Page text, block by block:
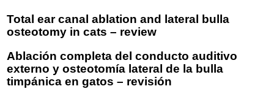
Total ear canal ablation and lateral bulla
osteotomy in cats – review
Ablación completa del conducto auditivo
externo y osteotomía lateral de la bulla
timpánica en gatos – revisión